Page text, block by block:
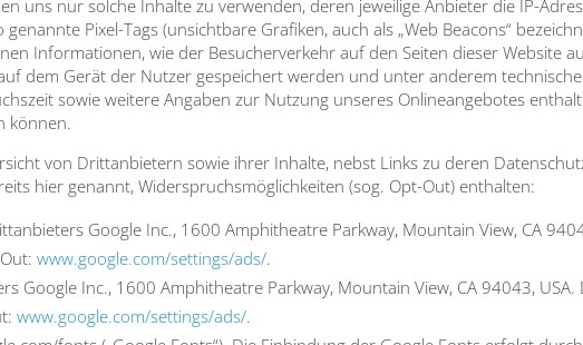
uns nur sol­che Inhal­te zu ver­wen­den, deren jewei­li­ge Anbie­ter die IP-
Pixel-Tags (unsicht­ba­re Gra­fi­ken, auch als „Web Bea­cons“
Infor­ma­tio­nen, wie der Besu­cher­ver­kehr auf den Sei­ten die­ser Web­site
dem Gerät der Nut­zer gespei­chert wer­den und unter ande­rem
sowie wei­te­re Anga­ben zur Nut­zung unse­res Online­an­ge­bo­tes
kön­nen.
von Dritt­an­bie­tern sowie ihrer Inhal­te, nebst Links zu deren
hier genannt, Wider­spruchs­mög­lich­kei­ten (sog. Opt-Out) ent­hal­ten:
Goog­le Inc., 1600 Amphi­theat­re Park­way, Moun­tain View, CA
www.google.com/settings/ads/.
Goog­le Inc., 1600 Amphi­theat­re Park­way, Moun­tain View, CA 94043,
www.google.com/settings/ads/.